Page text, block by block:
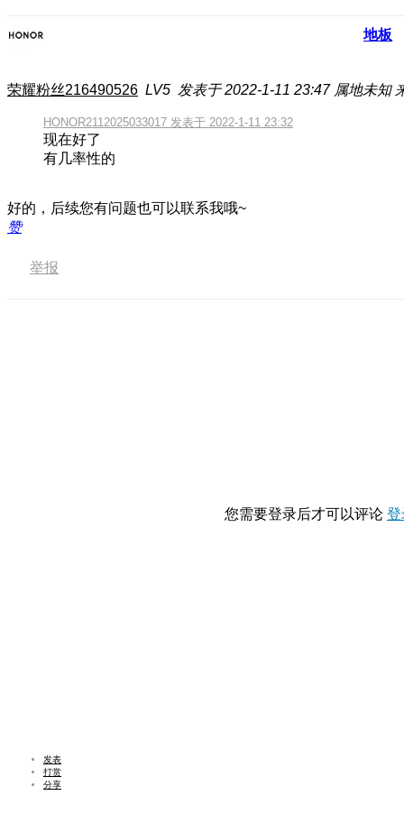
地板
荣耀粉丝216490526 LV5 发表于 2022-1-11 23:47 属地未知
HONOR2112025033017 发表于 2022-1-11 23:32
现在好了
有几率性的
好的，后续您有问题也可以联系我哦~
赞
举报
您需要登录后才可以评论 登
发表
打赏
分享